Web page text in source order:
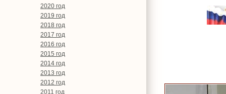
2020 год
2019 год
2018 год
2017 год
2016 год
2015 год
2014 год
2013 год
2012 год
2011 год